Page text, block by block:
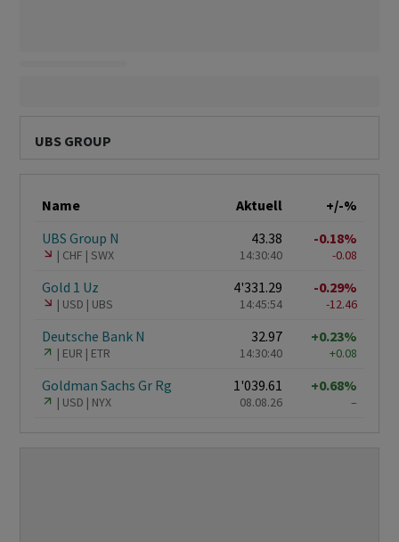
UBS GROUP
Name Aktuell
+/-%
UBS Group N
CHF SWX
43.38
14:30:40
-0.18%
-0.08
Gold 1 Uz
USD UBS
4'331.29
14:45:54
-0.29%
-12.46
Deutsche Bank N
EUR ETR
32.97
14:30:40
+0.23%
+0.08
Goldman Sachs Gr Rg
USD NYX
1'039.61
08.08.26
+0.68%
–